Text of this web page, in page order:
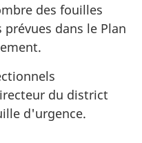
des fouilles
dans le Plan
du district
d'urgence.